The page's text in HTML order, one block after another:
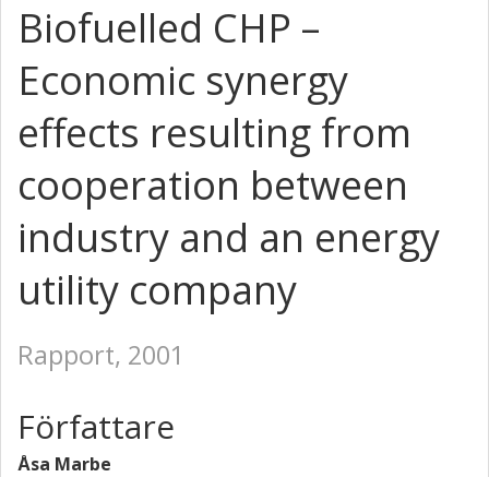
Biofuelled CHP –
Economic synergy
effects resulting from
cooperation between
industry and an energy
utility company
Rapport, 2001
Författare
Åsa Marbe